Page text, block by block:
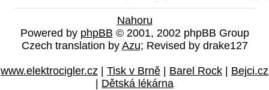
Nahoru
Powered by phpBB © 2001, 2002 phpBB Group
Czech translation by Azu; Revised by drake127
www.elektrocigler.cz Tisk v Brně Barel Rock
Bejci.cz
Dětská lékárna